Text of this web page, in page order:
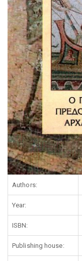
Authors:
Year:
ISBN:
Publishing house: